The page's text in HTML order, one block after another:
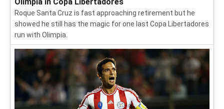
Roque Santa Cruz is fast approaching retirement but he
showed he still has the magic for one last Copa Libertadores
run with Olimpia.